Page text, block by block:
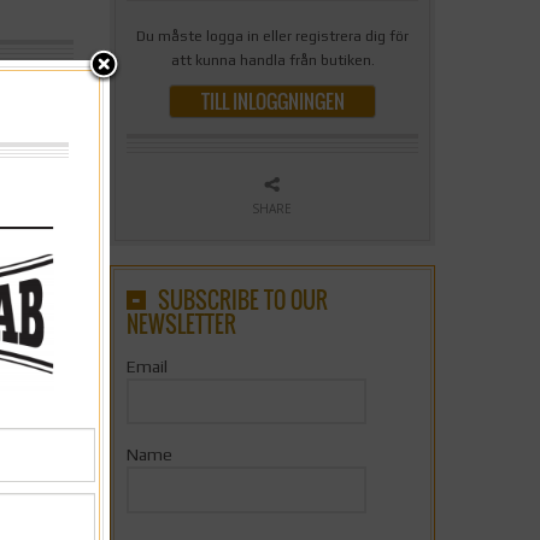
Du måste logga in eller registrera dig för
att kunna handla från butiken.
TILL INLOGGNINGEN
SHARE
SUBSCRIBE TO OUR
NEWSLETTER
Email
Name